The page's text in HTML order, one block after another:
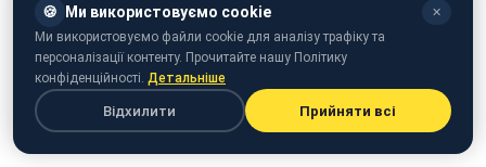
концерты Козловского в украинских городах стали
отменять один за другим, а сам певец не видит
ничего такого в том, что пел в стране-агрессоре.
Так, Киркоров написал свой комментарий к посту
🍪 Ми використовуємо cookie ✕
Ми використовуємо файли cookie для аналізу трафіку та
персоналізації контенту. Прочитайте нашу Політику
конфіденційності. Детальніше
Відхилити Прийняти всі